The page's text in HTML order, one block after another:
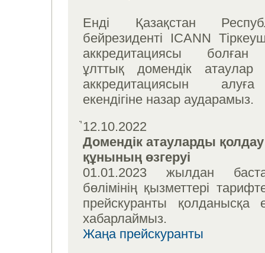
Енді Қазақстан
бейрезиденті ICANN
аккредитациясы болған
ұлттық домендік атаулар
аккредитациясын
екендігіне назар аударамыз.
12.10.2022
Домендік атауларды
құнының өзгеруі
01.01.2023 жылдан
бөлімінің қызметтері
прейскуранты қолданысқа
хабарлаймыз.
Жаңа прейскуранты